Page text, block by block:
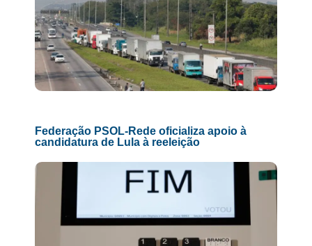
Federação PSOL-Rede oficializa apoio à
candidatura de Lula à reeleição